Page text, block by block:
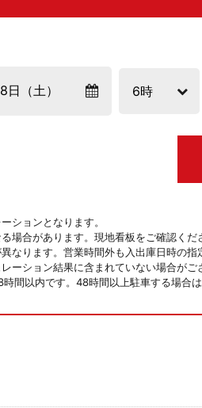
ションとなります。
場合があります。現地看板をご確認くだ
なります。営業時間外も入出庫日時の
ーション結果に含まれていない場合がご
間以内です。48時間以上駐車する場合は